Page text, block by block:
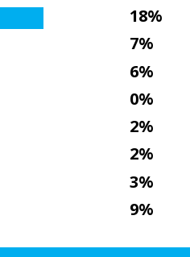
18%
7%
6%
0%
2%
2%
3%
9%